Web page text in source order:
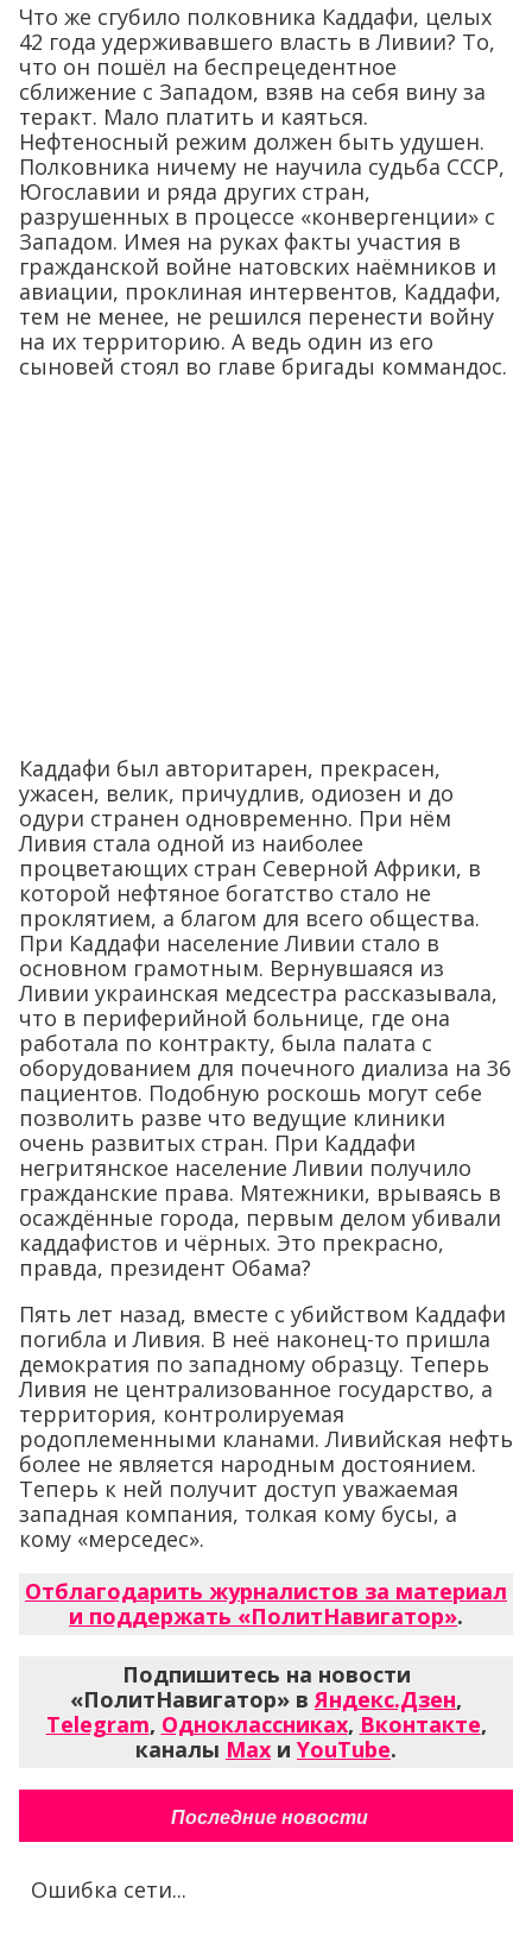
Что же сгубило полковника Каддафи, целых
42 года удерживавшего власть в Ливии? То,
что он пошёл на беспрецедентное
сближение с Западом, взяв на себя вину за
теракт. Мало платить и каяться.
Нефтеносный режим должен быть удушен.
Полковника ничему не научила судьба СССР,
Югославии и ряда других стран,
разрушенных в процессе «конвергенции» с
Западом. Имея на руках факты участия в
гражданской войне натовских наёмников и
авиации, проклиная интервентов, Каддафи,
тем не менее, не решился перенести войну
на их территорию. А ведь один из его
сыновей стоял во главе бригады коммандос.
Каддафи был авторитарен, прекрасен,
ужасен, велик, причудлив, одиозен и до
одури странен одновременно. При нём
Ливия стала одной из наиболее
процветающих стран Северной Африки, в
которой нефтяное богатство стало не
проклятием, а благом для всего общества.
При Каддафи население Ливии стало в
основном грамотным. Вернувшаяся из
Ливии украинская медсестра рассказывала,
что в периферийной больнице, где она
работала по контракту, была палата с
оборудованием для почечного диализа на 36
пациентов. Подобную роскошь могут себе
позволить разве что ведущие клиники
очень развитых стран. При Каддафи
негритянское население Ливии получило
гражданские права. Мятежники, врываясь в
осаждённые города, первым делом убивали
каддафистов и чёрных. Это прекрасно,
правда, президент Обама?
Пять лет назад, вместе с убийством Каддафи
погибла и Ливия. В неё наконец-то пришла
демократия по западному образцу. Теперь
Ливия не централизованное государство, а
территория, контролируемая
родоплеменными кланами. Ливийская нефть
более не является народным достоянием.
Теперь к ней получит доступ уважаемая
западная компания, толкая кому бусы, а
кому «мерседес».
Отблагодарить журналистов за материал
и поддержать «ПолитНавигатор».
Подпишитесь на новости
«ПолитНавигатор» вЯндекс.Дзен,
Telegram, Одноклассниках, Вконтакте,
каналы Max и YouTube.
Последние новости
Ошибка сети...